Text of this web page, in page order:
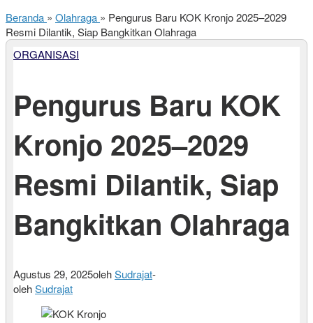
Beranda » Olahraga » Pengurus Baru KOK Kronjo 2025–2029
Resmi Dilantik, Siap Bangkitkan Olahraga
ORGANISASI
Pengurus Baru KOK
Kronjo 2025–2029
Resmi Dilantik, Siap
Bangkitkan Olahraga
Agustus 29, 2025olehSudrajat-
olehSudrajat